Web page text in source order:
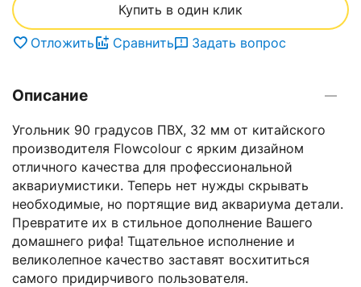
Купить в один клик
Отложить Сравнить Задать вопрос
Описание
Угольник 90 градусов ПВХ, 32 мм от китайского
производителя Flowcolour с ярким дизайном
отличного качества для профессиональной
аквариумистики. Теперь нет нужды скрывать
необходимые, но портящие вид аквариума детали.
Превратите их в стильное дополнение Вашего
домашнего рифа! Тщательное исполнение и
великолепное качество заставят восхититься
самого придирчивого пользователя.